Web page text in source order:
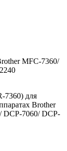
MFC-7360/
7360) для
Brother
DCP-7060/ DCP-